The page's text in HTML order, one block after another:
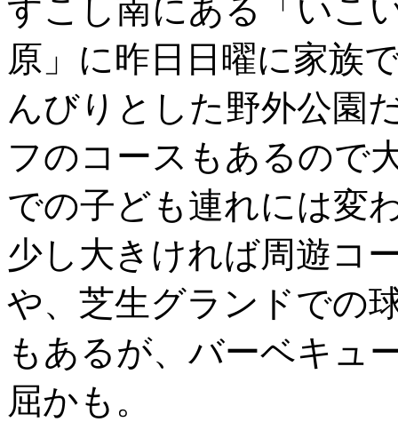
すこし南にある「いこ
原」に昨日日曜に家族
んびりとした野外公園
フのコースもあるので
での子ども連れには変
少し大きければ周遊コ
や、芝生グランドでの
もあるが、バーベキュ
屈かも。